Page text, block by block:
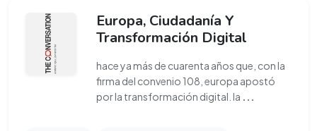
Europa, Ciudadanía Y
Transformación Digital
hace ya más de cuarenta años que, con la
firma del convenio 108, europa apostó
por la transformación digital. la ...